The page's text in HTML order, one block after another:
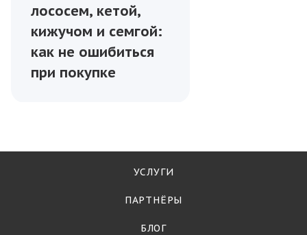
лососем, кетой,
кижучом и семгой:
как не ошибиться
при покупке
УСЛУГИ
ПАРТНЁРЫ
БЛОГ